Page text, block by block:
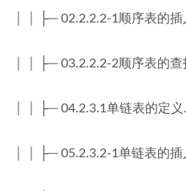
│ │ ├─ 02.2.2.2-1顺序表的
│ │ ├─ 03.2.2.2-2顺序表的查
│ │ ├─ 04.2.3.1单链表的定义
│ │ ├─ 05.2.3.2-1单链表的